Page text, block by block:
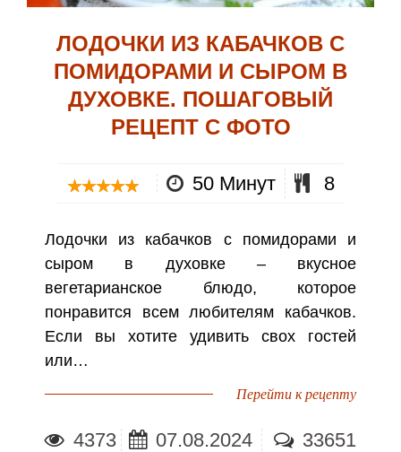
ЛОДОЧКИ ИЗ КАБАЧКОВ С
ПОМИДОРАМИ И СЫРОМ В
ДУХОВКЕ. ПОШАГОВЫЙ
РЕЦЕПТ С ФОТО
50 Минут 8
Лодочки из кабачков с помидорами и
сыром в духовке – вкусное
вегетарианское блюдо, которое
понравится всем любителям кабачков.
Если вы хотите удивить свох гостей
или…
Перейти к рецепту
4373 07.08.2024 33651